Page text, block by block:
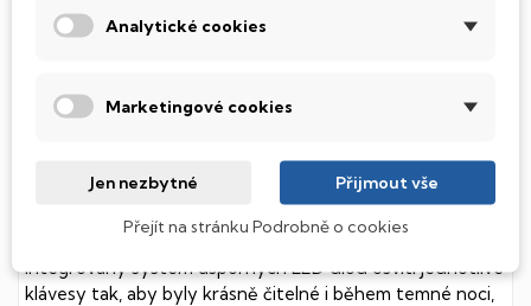
Tento notebook je vybaven
diskem, který na rozdíl od starších magnetických HDD
součástmi a je tak mnohem méně náchylný
k mechanickému poškození. Díky použití elektronické
práci s daty.
Podsvícená klávesnice
Integrovaný systém úsporných LED diod osvítí jednotlivé
klávesy tak, aby byly krásně čitelné i během temné noci,
Analytické cookies
Marketingové cookies
Jen nezbytné Přijmout vše
Přejít na stránku Podrobně o cookies